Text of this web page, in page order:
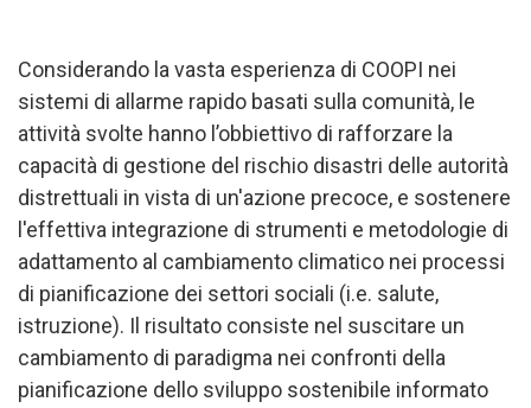
Considerando la vasta esperienza di COOPI nei
sistemi di allarme rapido basati sulla comunità, le
attività svolte hanno l’obbiettivo di rafforzare la
capacità di gestione del rischio disastri delle autorità
distrettuali in vista di un'azione precoce, e sostenere
l'effettiva integrazione di strumenti e metodologie di
adattamento al cambiamento climatico nei processi
di pianificazione dei settori sociali (i.e. salute,
istruzione). Il risultato consiste nel suscitare un
cambiamento di paradigma nei confronti della
pianificazione dello sviluppo sostenibile informato